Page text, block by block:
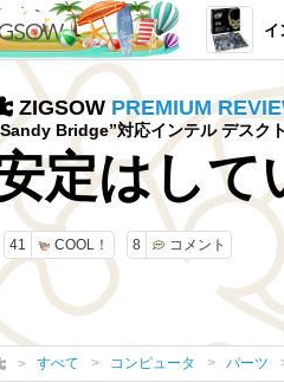
イ
ZIGSOW PREMIUM
Bridge”対応インテル デスク
定はし
41 COOL！ 8 コメント
すべて コンピュータ パーツ